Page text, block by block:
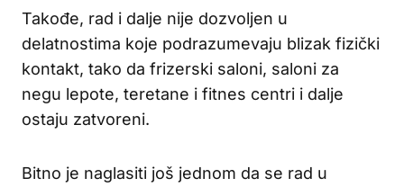
Takođe, rad i dalje nije dozvoljen u
delatnostima koje podrazumevaju blizak fizički
kontakt, tako da frizerski saloni, saloni za
negu lepote, teretane i fitnes centri i dalje
ostaju zatvoreni.
Bitno je naglasiti još jednom da se rad u